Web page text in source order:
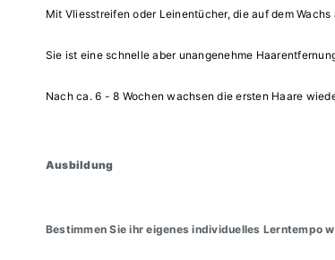
Mit Vliesstreifen oder Leinentücher, die auf dem
Sie ist eine schnelle aber unangenehme
Nach ca. 6 - 8 Wochen wachsen die ersten Haare
Ausbildung
Bestimmen Sie ihr eigenes individuelles Lerntempo